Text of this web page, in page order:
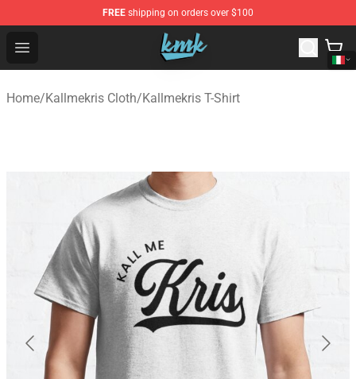
FREE shipping on orders over $100
Open menu
KallMeKris Store - Official KallMeKris Merchandise Shop
Home/Kallmekris Cloth/Kallmekris T-Shirt